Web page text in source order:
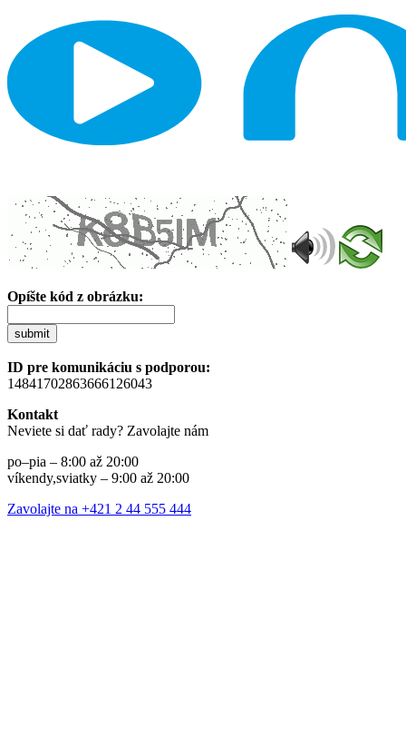
Opíšte kód z obrázku:
submit
ID pre komunikáciu s podporou:
14841702863666126043
Kontakt
Neviete si dať rady? Zavolajte nám
po–pia – 8:00 až 20:00
víkendy,sviatky – 9:00 až 20:00
Zavolajte na +421 2 44 555 444